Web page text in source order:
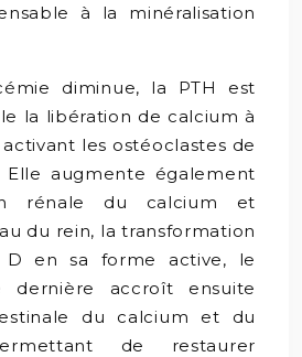
à la minéralisation
diminue, la PTH est
la libération de calcium à
les ostéoclastes de
Elle augmente également
rénale du calcium et
du rein, la transformation
D en sa forme active, le
dernière accroît ensuite
du calcium et du
de restaurer